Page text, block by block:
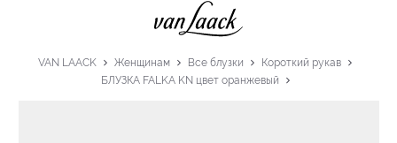
VAN LAACK Женщинам Все блузки
Короткий рукав
БЛУЗКА FALKA KN цвет оранжевый